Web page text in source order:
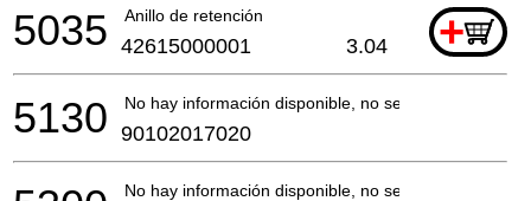
Anillo de retención +
5035 42615000001 3.04
No hay información disponible, no se puede pedir
5130 90102017020
No hay información disponible, no se puede pedir